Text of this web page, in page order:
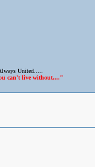
United.....